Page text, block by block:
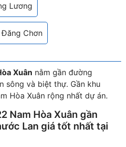
Lương
Chơn
Xuân nằm gần đường
sông và biệt thự. Gần khu
Hòa Xuân rộng nhất dự án.
Nam Hòa Xuân gần
Lan giá tốt nhất tại